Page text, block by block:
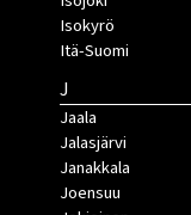
Isokyrö
Itä-Suomi
J
Jaala
Jalasjärvi
Janakkala
Joensuu